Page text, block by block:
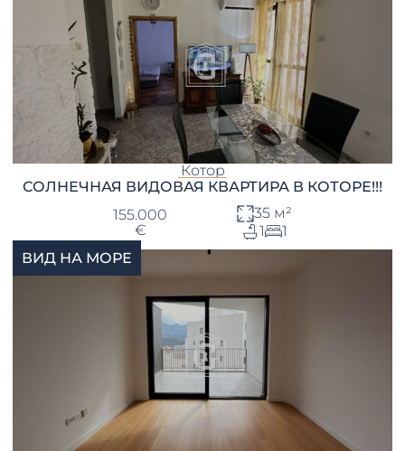
Котор
СОЛНЕЧНАЯ ВИДОВАЯ КВАРТИРА В КОТОРЕ!!!
155.000
€
35 м²
1
1
ВИД НА МОРЕ